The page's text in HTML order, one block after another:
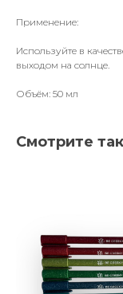
Применение:
Используйте в
выходом на солнце.
Объём: 50 мл
Смотрите